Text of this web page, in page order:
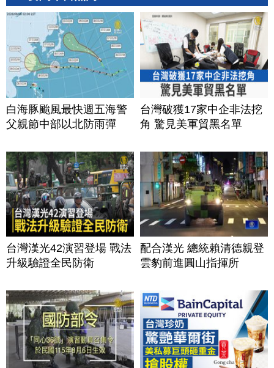
白海豚颱風最快週五海警
父親節中部以北防雨彈
台灣破獲17家中企非法挖
角 驚見美軍貿黑名單
台灣漢光42演習登場 戰法
升級驗證全民防衛
配合漢光 總統賴清德親登
雲豹前進圓山指揮所